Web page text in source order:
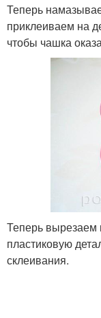
Теперь
приклеиваем на
чтобы чашка
Теперь вырезаем
пластиковую
склеивания.